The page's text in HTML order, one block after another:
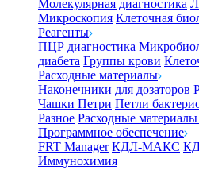
Молекулярная диагностика
Микроскопия Клеточная
Реагенты
ПЦР диагностика
диабета Группы крови
Расходные материалы
Наконечники для дозаторов
Чашки Петри Петли
Разное Расходные
Программное обеспечение
FRT Manager КДЛ-МАКС
Иммунохимия